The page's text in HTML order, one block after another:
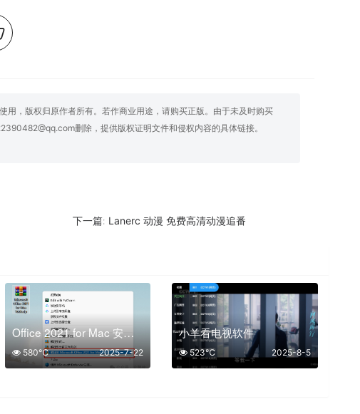
用，版权归原作者所有。若作商业用途，请购买正版。由于未及时购买
删除，提供版权证明文件和侵权内容的具体链接。
下一篇: Lanerc 动漫 免费高清动漫追番
Office 2021 for Mac 安装教程
2025-7-22
580℃
小羊看电视软件
2025-8-5
523℃